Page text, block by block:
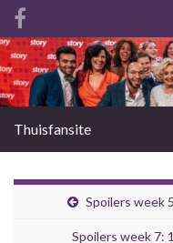
Search for:
Thuisfansite
Spoilers week
Spoilers week 7: